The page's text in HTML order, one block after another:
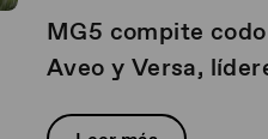
MG5 compite
Aveo y Versa,